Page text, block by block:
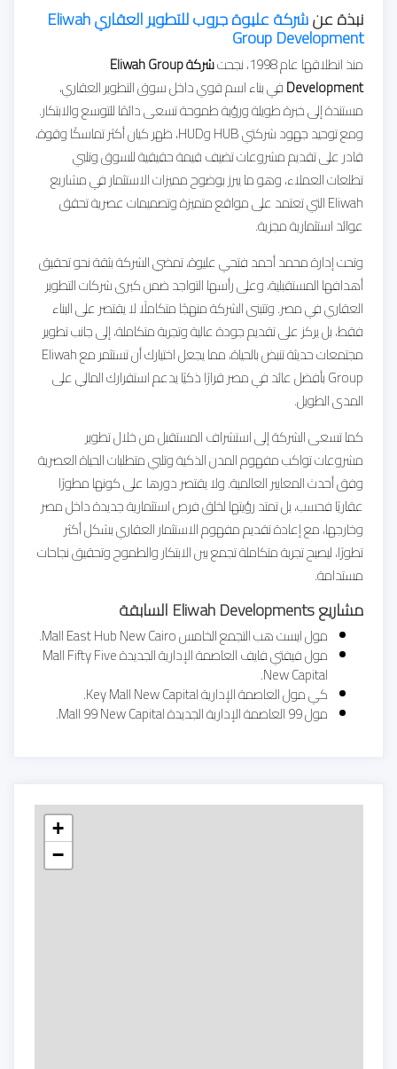
نبذة عن شركة عليوة جروب للتطوير العقاري Eliwah
Group Development
منذ انطلاقها عام 1998، نجحت
شركة Eliwah Group
Developmentفي بناء اسم قوي داخل سوق التطوير العقاري،
مستندة إلى خبرة طويلة ورؤية طموحة تسعى دائمًا للتوسع والابتكار.
ومع توحيد جهود شركتي HUB وHUD، ظهر كيان أكثر تماسكًا وقوة،
قادر على تقديم مشروعات تضيف قيمة حقيقية للسوق وتلبي
تطلعات العملاء، وهو ما يبرز بوضوح مميزات الاستثمار في مشاريع
Eliwah التي تعتمد على مواقع متميزة وتصميمات عصرية تحقق
عوائد استثمارية مجزية.
وتحت إدارة محمد أحمد فتحي عليوة، تمضي الشركة بثقة نحو تحقيق
أهدافها المستقبلية، وعلى رأسها التواجد ضمن كبرى شركات التطوير
العقاري في مصر. وتتبنى الشركة منهجًا متكاملًا لا يقتصر على البناء
فقط، بل يركز على تقديم جودة عالية وتجربة متكاملة، إلى جانب تطوير
مجتمعات حديثة تنبض بالحياة، مما يجعل اختيارك أن تستثمر مع Eliwah
Group بأفضل عائد في مصر قرارًا ذكيًا يدعم استقرارك المالي على
المدى الطويل.
كما تسعى الشركة إلى استشراف المستقبل من خلال تطوير
مشروعات تواكب مفهوم المدن الذكية وتلبي متطلبات الحياة العصرية
وفق أحدث المعايير العالمية. ولا يقتصر دورها على كونها مطورًا
عقاريًا فحسب، بل تمتد رؤيتها لخلق فرص استثمارية جديدة داخل مصر
وخارجها، مع إعادة تقديم مفهوم الاستثمار العقاري بشكل أكثر
تطورًا، ليصبح تجربة متكاملة تجمع بين الابتكار والطموح وتحقيق نجاحات
مستدامة.
مشاريع Eliwah Developments السابقة
مول ايست هب التجمع الخامس Mall East Hub New Cairo.
مول فيفتي فايف العاصمة الإدارية الجديدة Mall Fifty Five
New Capital.
كي مول العاصمة الإدارية Key Mall New Capital.
مول 99 العاصمة الإدارية الجديدة Mall 99 New Capital.
+
−